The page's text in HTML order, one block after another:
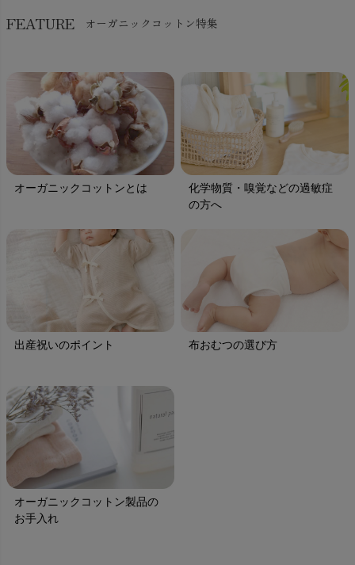
FEATURE オーガニックコットン特集
オーガニックコットンとは
化学物質・嗅覚などの過敏症
の方へ
出産祝いのポイント 布おむつの選び方
オーガニックコットン製品の
お手入れ